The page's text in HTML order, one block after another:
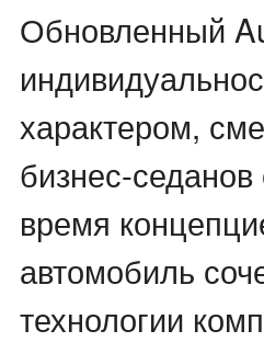
Обновленный
характером,
бизнес-
время
автомобиль
технологии